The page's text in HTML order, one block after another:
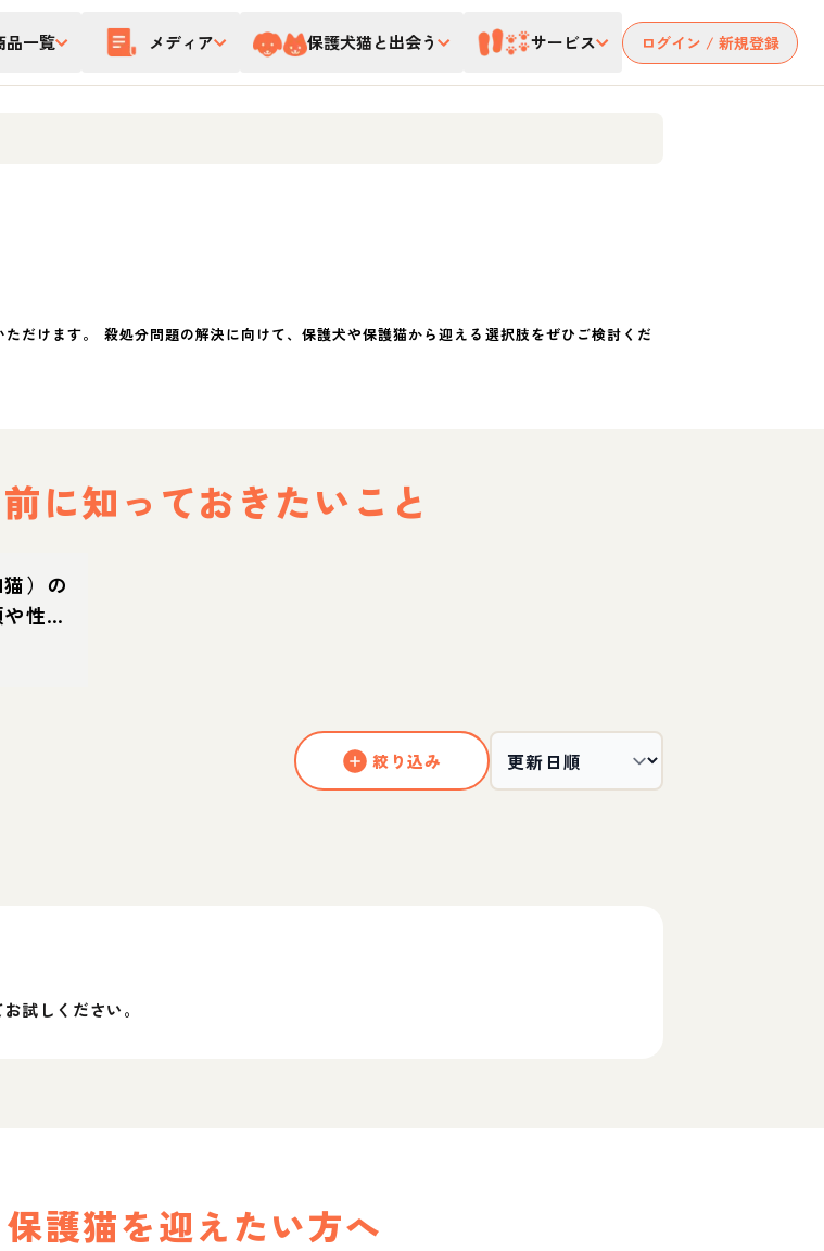
品一覧 メディア 保護犬猫と出会う サービス ログイン / 新規登録
だけます。 殺処分問題の解決に向けて、保護犬や保護猫から迎える選択肢をぜひご検討くだ
に知っておきたいこと
）の
性
絞り込み
試しください。
護猫を迎えたい方へ